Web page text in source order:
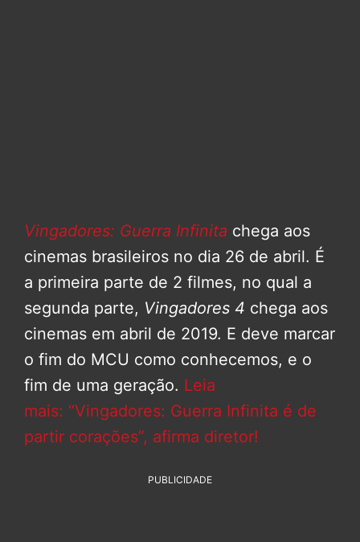
Vingadores: Guerra Infinita chega aos
cinemas brasileiros no dia 26 de abril. É
a primeira parte de 2 filmes, no qual a
segunda parte, Vingadores 4 chega aos
cinemas em abril de 2019. E deve marcar
o fim do MCU como conhecemos, e o
fim de uma geração. Leia
mais: “Vingadores: Guerra Infinita é de
partir corações”, afirma diretor!
PUBLICIDADE